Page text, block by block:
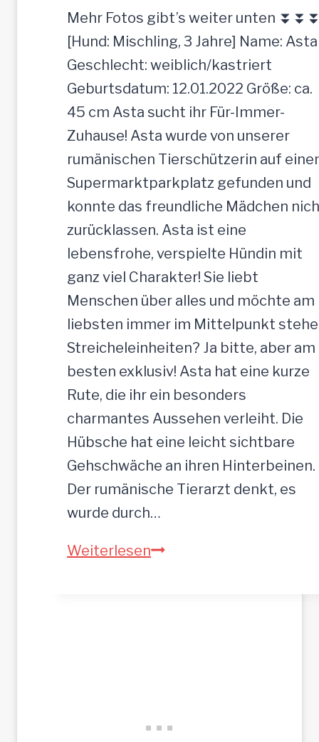
t
r
a
u
l
i
c
h
e
H
ü
n
d
i
n
,
5
2
c
m
Mehr Fotos gibt’s weiter unten
[Hund: Mischling, 3 Jahre] Name: Asta
Geschlecht: weiblich/kastriert
Geburtsdatum: 12.01.2022 Größe: ca.
45 cm Asta sucht ihr Für-Immer-
Zuhause! Asta wurde von unserer
rumänischen Tierschützerin auf
Supermarktparkplatz gefunden und
konnte das freundliche Mädchen
zurücklassen. Asta ist eine
lebensfrohe, verspielte Hündin mit
ganz viel Charakter! Sie liebt
Menschen über alles und möchte am
liebsten immer im Mittelpunkt
Streicheleinheiten? Ja bitte, aber am
besten exklusiv! Asta hat eine kurze
Rute, die ihr ein besonders
charmantes Aussehen verleiht. Die
Hübsche hat eine leicht sichtbare
Gehschwäche an ihren Hinterbeinen.
Der rumänische Tierarzt denkt, es
wurde durch…
WeiterlesenA